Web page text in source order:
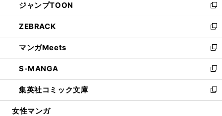
く
で
開
く
ド
ウ
で
開
く
ィ
ン
ド
ウ
で
開
く
い
ウ
ィ
ン
ド
ウ
で
開
く
ジャンプTOON
新
し
い
ウ
ィ
ン
ド
ウ
で
開
ZEBRACK
新
し
い
ウ
ィ
ン
ド
ウ
マンガMeets
新
し
い
ウ
ィ
ン
S-MANGA
新
し
い
ウ
集英社コミック文庫
新
し
女性マンガ